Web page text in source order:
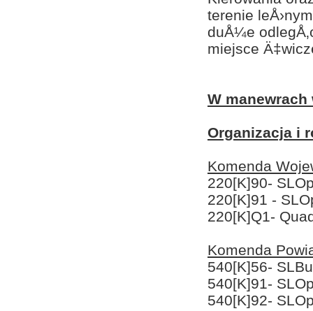
terenie
duÅ¼e
miejsce
W manewrach
Organizacja i
Komenda
220[K]90-
220[K]91 -
220[K]Q1-
Komenda
540[K]56-
540[K]91-
540[K]92-